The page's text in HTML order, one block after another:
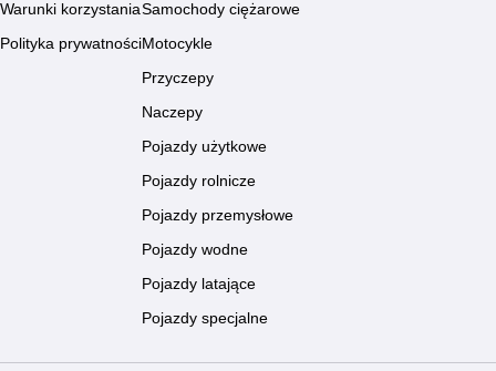
Warunki korzystania
Polityka prywatności
Samochody ciężarowe
Motocykle
Przyczepy
Naczepy
Pojazdy użytkowe
Pojazdy rolnicze
Pojazdy przemysłowe
Pojazdy wodne
Pojazdy latające
Pojazdy specjalne